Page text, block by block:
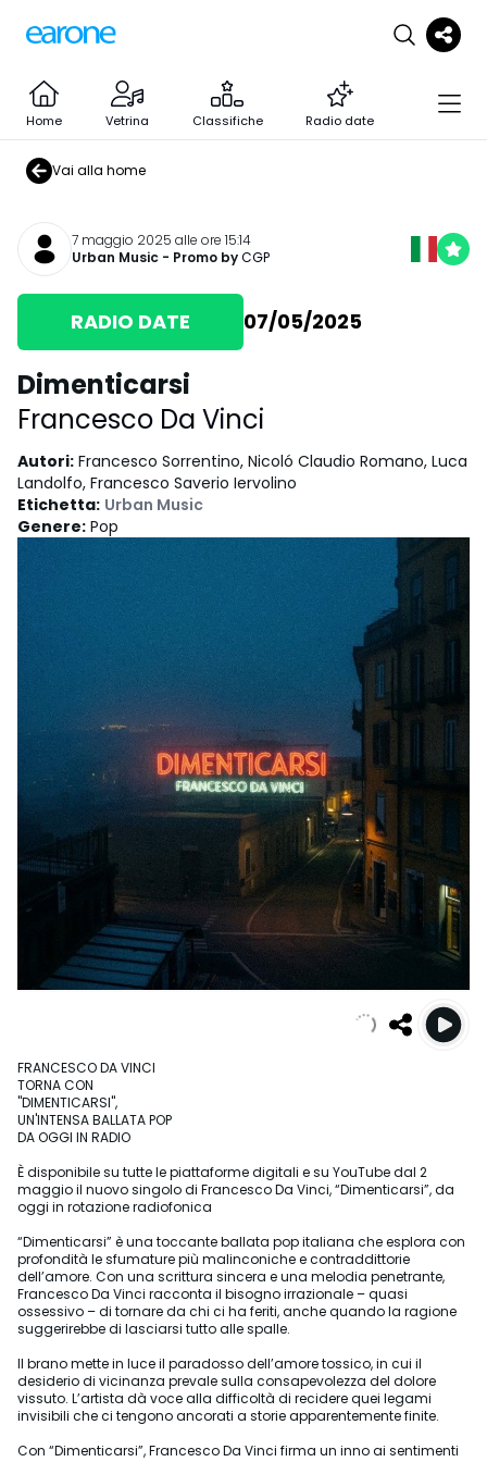
Home Vetrina Classifiche Radio date
Vai alla home
7 maggio 2025 alle ore 15:14
Urban Music - Promo byCGP
RADIO DATE 07/05/2025
Dimenticarsi
Francesco Da Vinci
Autori: Francesco Sorrentino, Nicoló Claudio Romano, Luca
Landolfo, Francesco Saverio Iervolino
Etichetta: Urban Music
Genere: Pop
FRANCESCO DA VINCI
TORNA CON
"DIMENTICARSI",
UN'INTENSA BALLATA POP
DA OGGI IN RADIO
È disponibile su tutte le piattaforme digitali e su YouTube dal 2
maggio il nuovo singolo di Francesco Da Vinci, “Dimenticarsi”, da
oggi in rotazione radiofonica
“Dimenticarsi” è una toccante ballata pop italiana che esplora con
profondità le sfumature più malinconiche e contraddittorie
dell’amore. Con una scrittura sincera e una melodia penetrante,
Francesco Da Vinci racconta il bisogno irrazionale – quasi
ossessivo – di tornare da chi ci ha feriti, anche quando la ragione
suggerirebbe di lasciarsi tutto alle spalle.
Il brano mette in luce il paradosso dell’amore tossico, in cui il
desiderio di vicinanza prevale sulla consapevolezza del dolore
vissuto. L’artista dà voce alla difficoltà di recidere quei legami
invisibili che ci tengono ancorati a storie apparentemente finite.
Con “Dimenticarsi”, Francesco Da Vinci firma un inno ai sentimenti